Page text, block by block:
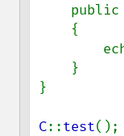
}
C::test();